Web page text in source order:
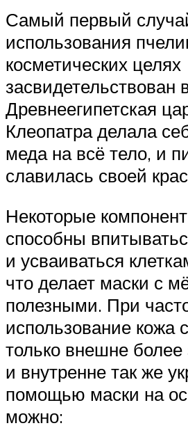
Самый первый
использования
косметических целях
засвидетельствован
Древнеегипетская
Клеопатра делала
меда на всё тело, и
славилась своей
Некоторые
способны
и усваиваться
что делает маски с
полезными. При
использование кожа
только внешне более
и внутренне так же
помощью маски на
можно: